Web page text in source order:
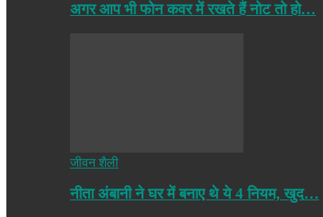
अगर आप भी फोन कवर में रखते हैं नोट तो हो…
जीवन शैली
नीता अंबानी ने घर में बनाए थे ये 4 नियम, खुद…